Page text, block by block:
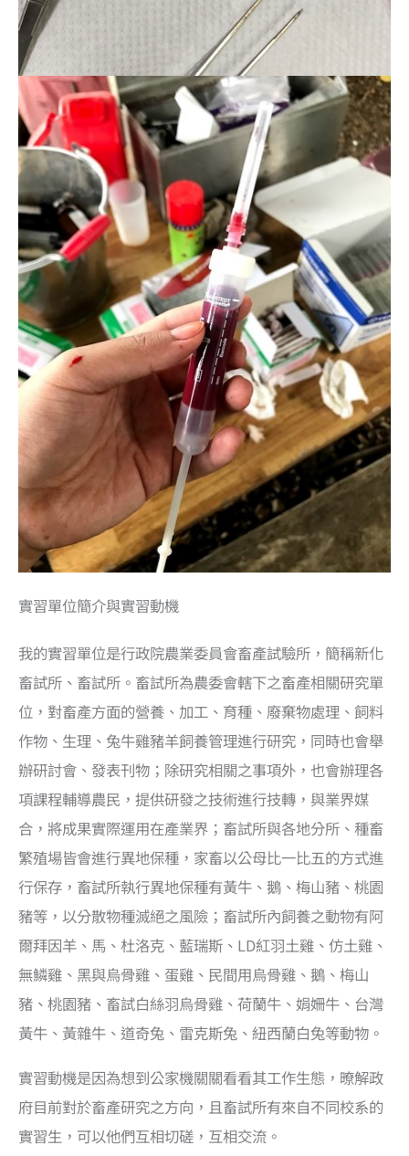
實習單位簡介與實習動機
我的實習單位是行政院農業委員會畜產試驗所，簡稱新化
畜試所、畜試所。畜試所為農委會轄下之畜產相關研究單
位，對畜產方面的營養、加工、育種、廢棄物處理、飼料
作物、生理、兔牛雞豬羊飼養管理進行研究，同時也會舉
辦研討會、發表刊物；除研究相關之事項外，也會辦理各
項課程輔導農民，提供研發之技術進行技轉，與業界媒
合，將成果實際運用在產業界；畜試所與各地分所、種畜
繁殖場皆會進行異地保種，家畜以公母比一比五的方式進
行保存，畜試所執行異地保種有黃牛、鵝、梅山豬、桃園
豬等，以分散物種滅絕之風險；畜試所內飼養之動物有阿
爾拜因羊、馬、杜洛克、藍瑞斯、LD紅羽土雞、仿土雞、
無鱗雞、黑與烏骨雞、蛋雞、民間用烏骨雞、鵝、梅山
豬、桃園豬、畜試白絲羽烏骨雞、荷蘭牛、娟姍牛、台灣
黃牛、黃雜牛、道奇兔、雷克斯兔、紐西蘭白兔等動物。
實習動機是因為想到公家機關關看看其工作生態，暸解政
府目前對於畜產研究之方向，且畜試所有來自不同校系的
實習生，可以他們互相切磋，互相交流。